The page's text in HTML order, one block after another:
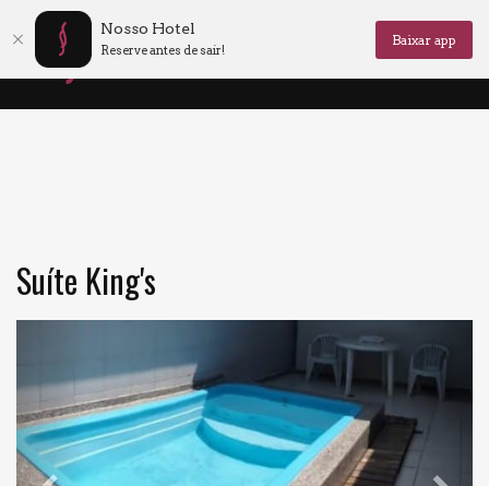
Nosso Hotel
Reserve antes de sair!
Baixar app
Suíte King's